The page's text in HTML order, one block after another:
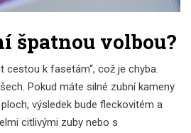
špatnou volbou?
cestou k fasetám“, což je chyba.
Pokud máte silné zubní kameny
výsledek bude fleckovitém a
citlivými zuby nebo s